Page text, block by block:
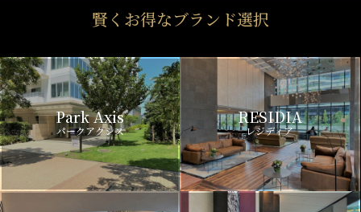
賢くお得なブランド選択
Park Axis
パークアクシス
RESIDIA
レジディア